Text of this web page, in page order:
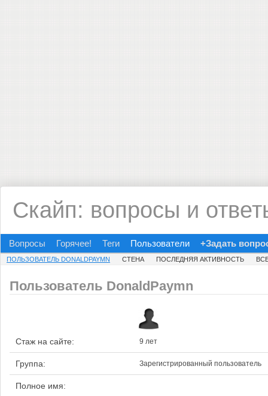
Скайп: вопросы и
Вопросы Горячее! Теги Пользователи +Задать
ПОЛЬЗОВАТЕЛЬ DONALDPAYMN СТЕНА ПОСЛЕДНЯЯ АКТИВНОСТЬ
Пользователь DonaldPaymn
Стаж на сайте: 9 лет
Группа: Зарегистрированный пользователь
Полное имя: